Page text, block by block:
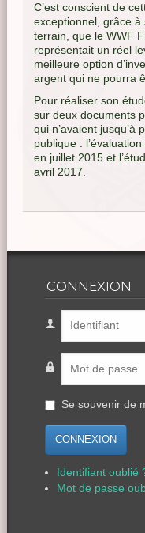
C’est conscient de
exceptionnel, grâce
terrain, que le WWF
représentait un réel
meilleure option
argent qui ne pourra
Pour réaliser son
sur deux documents
qui n’avaient jusqu’à
publique :
en juillet 2015 et
avril 2017.
CONNEXION
Se souvenir de
CONNEXION
Identifiant oublié
Mot de passe